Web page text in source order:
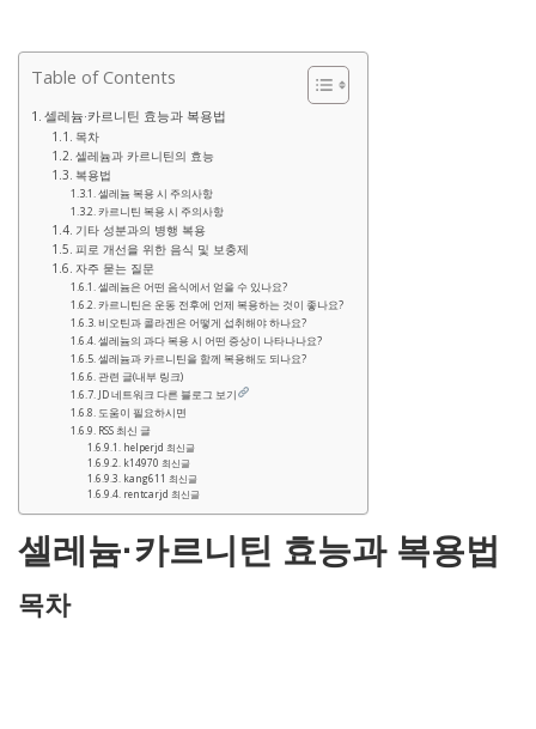
Table of Contents
셀레늄·카르니틴 효능과 복용법
목차
셀레늄과 카르니틴의 효능
복용법
셀레늄 복용 시 주의사항
카르니틴 복용 시 주의사항
기타 성분과의 병행 복용
피로 개선을 위한 음식 및 보충제
자주 묻는 질문
셀레늄은 어떤 음식에서 얻을 수 있나요?
카르니틴은 운동 전후에 언제 복용하는 것이 좋나요?
비오틴과 콜라겐은 어떻게 섭취해야 하나요?
셀레늄의 과다 복용 시 어떤 증상이 나타나나요?
셀레늄과 카르니틴을 함께 복용해도 되나요?
관련 글(내부 링크)
JD 네트워크 다른 블로그 보기
도움이 필요하시면
RSS 최신 글
helperjd 최신글
k14970 최신글
kang611 최신글
rentcarjd 최신글
셀레늄·카르니틴 효능과 복용법
목차